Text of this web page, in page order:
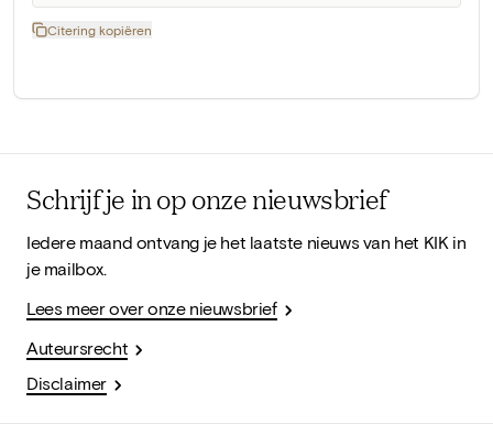
Citering kopiëren
Schrijf je in op onze nieuwsbrief
Iedere maand ontvang je het laatste nieuws van het KIK in
je mailbox.
Lees meer over onze nieuwsbrief
Auteursrecht
Disclaimer